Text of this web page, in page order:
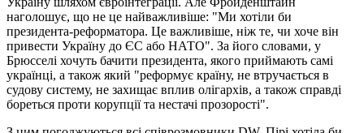
наголошує, що не це найважливіше: "Ми хотіли би
президента-реформатора. Це важливіше, ніж те, чи хоче він
привести Україну до ЄС або НАТО". За його словами, у
Брюсселі хочуть бачити президента, якого приймають самі
українці, а також який "реформує країну, не втручається в
судову систему, не захищає вплив олігархів, а також справді
бореться проти корупції та нестачі прозорості".